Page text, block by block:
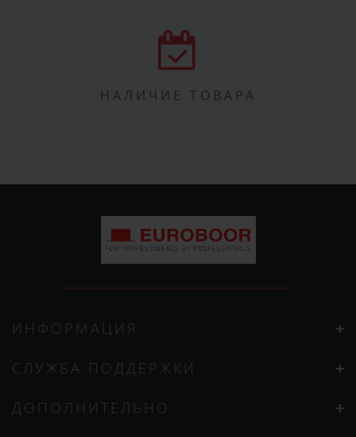
НАЛИЧИЕ ТОВАРА
ИНФОРМАЦИЯ
СЛУЖБА ПОДДЕРЖКИ
ДОПОЛНИТЕЛЬНО